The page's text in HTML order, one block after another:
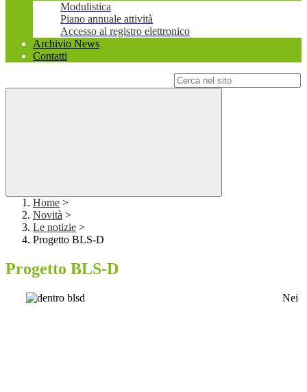
Modulistica
Piano annuale attività
Accesso al registro elettronico
Archivio News
Contatti
Home >
Novità >
Le notizie >
Progetto BLS-D
Progetto BLS-D
Nei